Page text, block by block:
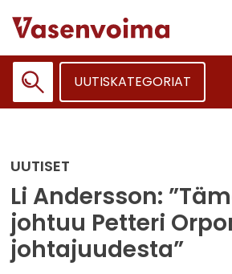
sisältöön
UUTISKATEGORIAT
UUTISET
Li Andersson:
johtuu Petteri
johtajuudesta”